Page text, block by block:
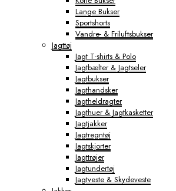
Lange Bukser
Sportshorts
Vandre- & Friluftsbukser
Jagttøj
Jagt T-shirts & Polo
Jagtbælter & Jagtseler
Jagtbukser
Jagthandsker
Jagtheldragter
Jagthuer & Jagtkasketter
Jagtjakker
Jagtregntøj
Jagtskjorter
Jagttrøjer
Jagtundertøj
Jagtveste & Skydeveste